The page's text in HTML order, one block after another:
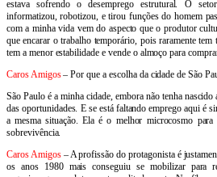
estava sofrendo o desemprego estrutural. O
informatizou, robotizou, e tirou funções do homem
com a minha vida vem do aspecto que o produtor
que encarar o trabalho temporário, pois raramente
tem a menor estabilidade e vende o almoço para
Caros Amigos– Por que a escolha da cidade de São
São Paulo é a minha cidade, embora não tenha
das oportunidades. E se está faltando emprego aqui é
a mesma situação. Ela é o melhor microcosmo
sobrevivência.
Caros Amigos– A profissão do protagonista é
os anos 1980 mais conseguiu se mobilizar para